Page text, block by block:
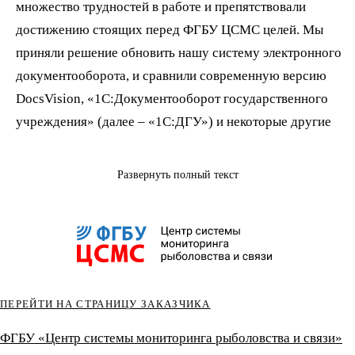
множество трудностей в работе и препятствовали
достижению стоящих перед ФГБУ ЦСМС целей. Мы
приняли решение обновить нашу систему электронного
документооборота, и сравнили современную версию
DocsVision, «1С:Документооборот государственного
учреждения» (далее – «1С:ДГУ») и некоторые другие
что функциональные возможности «1С:Документооборот
перед системой: богатые возможности обработки
документов, работа с электронной подписью,
сыграл тот факт, что «1С:ДГУ» реализован на платформе
Развернуть полный текст
ПЕРЕЙТИ НА СТРАНИЦУ ЗАКАЗЧИКА
ФГБУ «Центр системы мониторинга рыболовства и связи»